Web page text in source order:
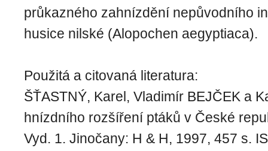
průkazného zahnízdění nepůvodního
husice nilské (Alopochen aegyptiaca).
Použitá a citovaná literatura:
ŠŤASTNÝ, Karel, Vladimír BEJČEK a
hnízdního rozšíření ptáků v České
Vyd. 1. Jinočany: H & H, 1997, 457 s.